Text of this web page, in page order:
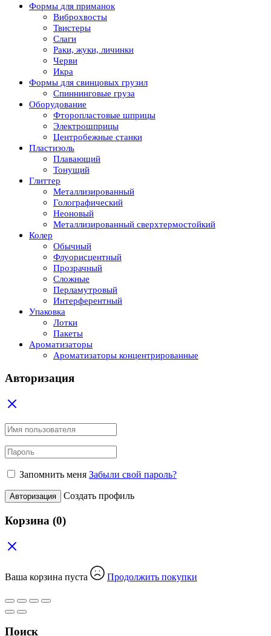
Формы для приманок
Виброхвосты
Твистеры
Слаги
Раки, жуки, личинки
Черви
Икра
Формы для свинцовых грузил
Спиннинговые груза
Оборудование
Фторопластовые шприцы
Электрошприцы
Центробежные станки
Пластизоль
Плавающий
Тонущий
Глиттер
Металлизированный
Голографический
Неоновый
Металлизированный сверхтермостойкий
Колер
Обычный
Флуорисцентный
Прозрачный
Сложные
Перламутровый
Интерферентный
Упаковка
Лотки
Пакеты
Ароматизаторы
Ароматизаторы концентрированные
Авторизация
Запомнить меня Забыли свой пароль?
Авторизация Создать профиль
Корзина (0)
Ваша корзина пуста Продолжить покупки
Поиск